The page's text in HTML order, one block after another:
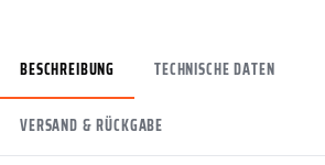
BESCHREIBUNG TECHNISCHE DATEN
VERSAND & RÜCKGABE